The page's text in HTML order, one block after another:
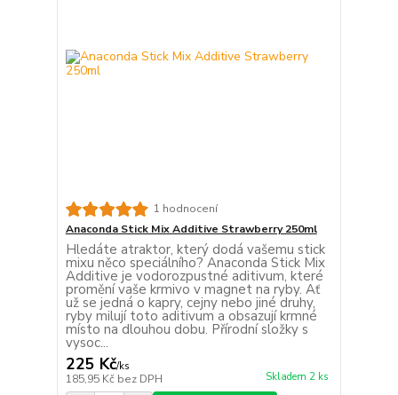
1 hodnocení
Anaconda Stick Mix Additive Strawberry 250ml
Hledáte atraktor, který dodá vašemu stick
mixu něco speciálního? Anaconda Stick Mix
Additive je vodorozpustné aditivum, které
promění vaše krmivo v magnet na ryby. Ať
už se jedná o kapry, cejny nebo jiné druhy,
ryby milují toto aditivum a obsazují krmné
místo na dlouhou dobu. Přírodní složky s
vysoc...
225 Kč/ks
185,95 Kč bez DPH Skladem 2 ks